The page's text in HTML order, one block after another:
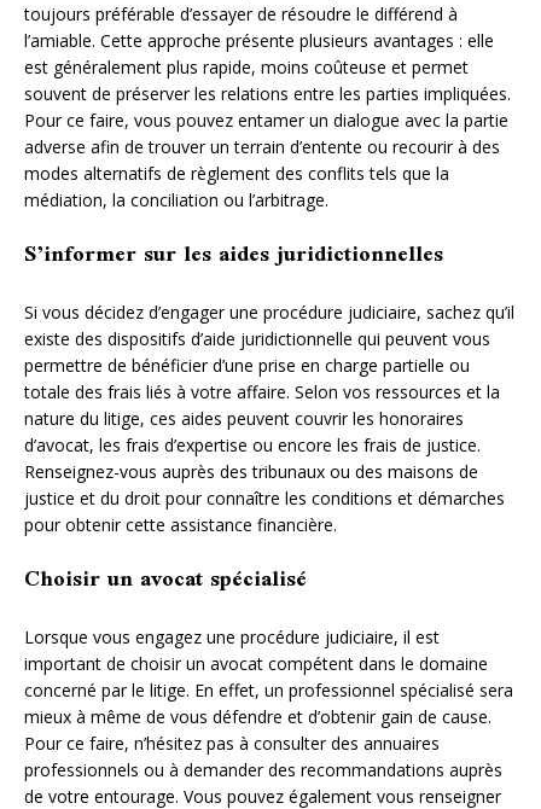
toujours préférable d’essayer de résoudre le différend à
l’amiable. Cette approche présente plusieurs avantages : elle
est généralement plus rapide, moins coûteuse et permet
souvent de préserver les relations entre les parties impliquées.
Pour ce faire, vous pouvez entamer un dialogue avec la partie
adverse afin de trouver un terrain d’entente ou recourir à des
modes alternatifs de règlement des conflits tels que la
médiation, la conciliation ou l’arbitrage.
S’informer sur les aides juridictionnelles
Si vous décidez d’engager une procédure judiciaire, sachez qu’il
existe des dispositifs d’aide juridictionnelle qui peuvent vous
permettre de bénéficier d’une prise en charge partielle ou
totale des frais liés à votre affaire. Selon vos ressources et la
nature du litige, ces aides peuvent couvrir les honoraires
d’avocat, les frais d’expertise ou encore les frais de justice.
Renseignez-vous auprès des tribunaux ou des maisons de
justice et du droit pour connaître les conditions et démarches
pour obtenir cette assistance financière.
Choisir un avocat spécialisé
Lorsque vous engagez une procédure judiciaire, il est
important de choisir un avocat compétent dans le domaine
concerné par le litige. En effet, un professionnel spécialisé sera
mieux à même de vous défendre et d’obtenir gain de cause.
Pour ce faire, n’hésitez pas à consulter des annuaires
professionnels ou à demander des recommandations auprès
de votre entourage. Vous pouvez également vous renseigner